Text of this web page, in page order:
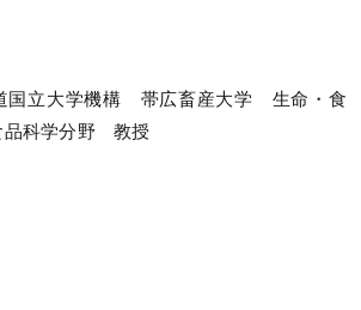
国立大学機構 帯広畜産大学 生命・食
科学分野 教授